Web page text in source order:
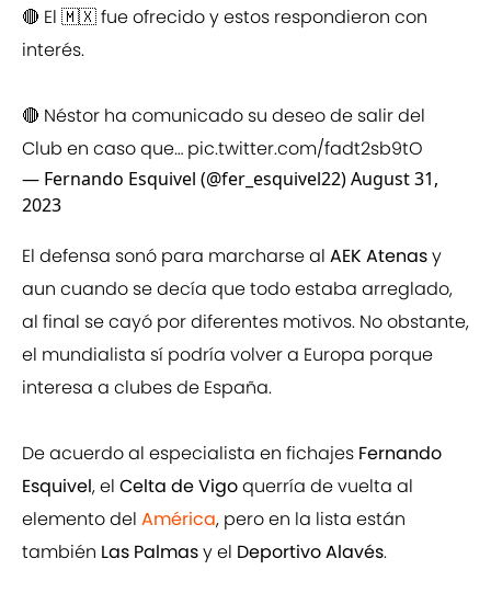
🔴 El 🇲🇽 fue ofrecido y estos respondieron con
interés.
🔴 Néstor ha comunicado su deseo de salir del
Club en caso que… pic.twitter.com/fadt2sb9tO
— Fernando Esquivel (@fer_esquivel22)August 31,
2023
El defensa sonó para marcharse al AEK Atenasy
aun cuando se decía que todo estaba arreglado,
al final se cayó por diferentes motivos. No obstante,
el mundialista sí podría volver a Europa porque
interesa a clubes de España.
De acuerdo al especialista en fichajes Fernando
Esquivel, el Celta de Vigoquerría de vuelta al
elemento del América, pero en la lista están
también Las Palmasy el Deportivo Alavés.